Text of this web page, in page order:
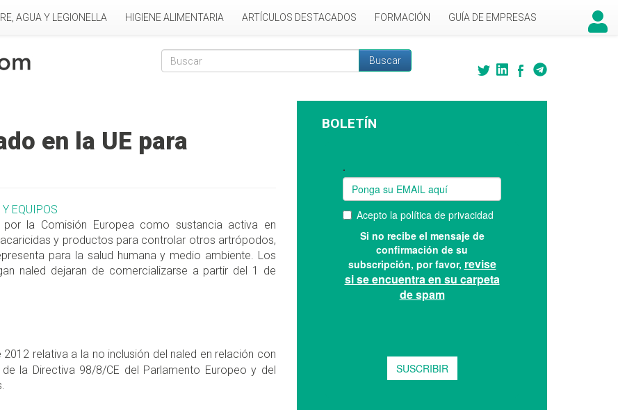
AGUA Y LEGIONELLA HIGIENE ALIMENTARIA ARTÍCULOS DESTACADOS FORMACIÓN GUÍA DE EMPRESAS
Formulario de búsqueda
Buscar
en la UE para
EQUIPOS
la Comisión Europea como sustancia activa en
y pro­ductos para controlar otros artrópodos,
para la salud humana y medio ambiente. Los
naled dejaran de comercializarse a partir del 1 de
relativa a la no inclusión del naled en relación con
la Directiva 98/8/CE del Parlamento Europeo y del
BOLETÍN